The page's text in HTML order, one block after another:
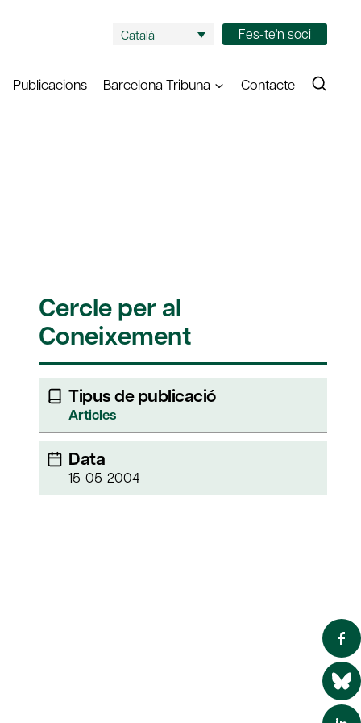
Català Fes-te'n soci
Publicacions Barcelona Tribuna Contacte
Cercle per al
Coneixement
Tipus de publicació
Articles
Data
15-05-2004